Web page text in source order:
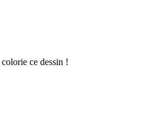
ce dessin !